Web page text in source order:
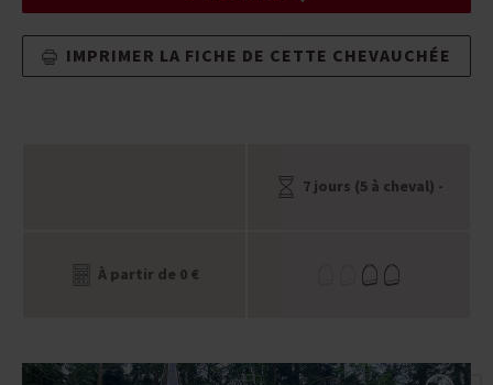
IMPRIMER LA FICHE DE CETTE CHEVAUCHÉE
7 jours (5 à cheval) -
À partir de 0 €